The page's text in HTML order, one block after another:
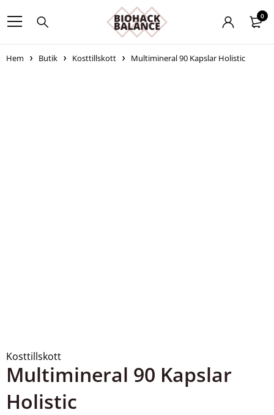
0
Hem Butik Kosttillskott Multimineral 90 Kapslar Holistic
Kosttillskott
Multimineral 90 Kapslar
Holistic